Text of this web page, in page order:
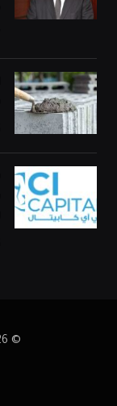
© 2026 جميع الحقوق محفوظة.